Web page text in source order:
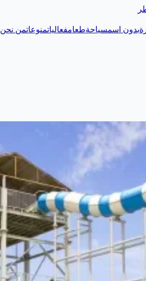
بدون اسمسياحةطعامفعالياتمنوعاتمن نحن